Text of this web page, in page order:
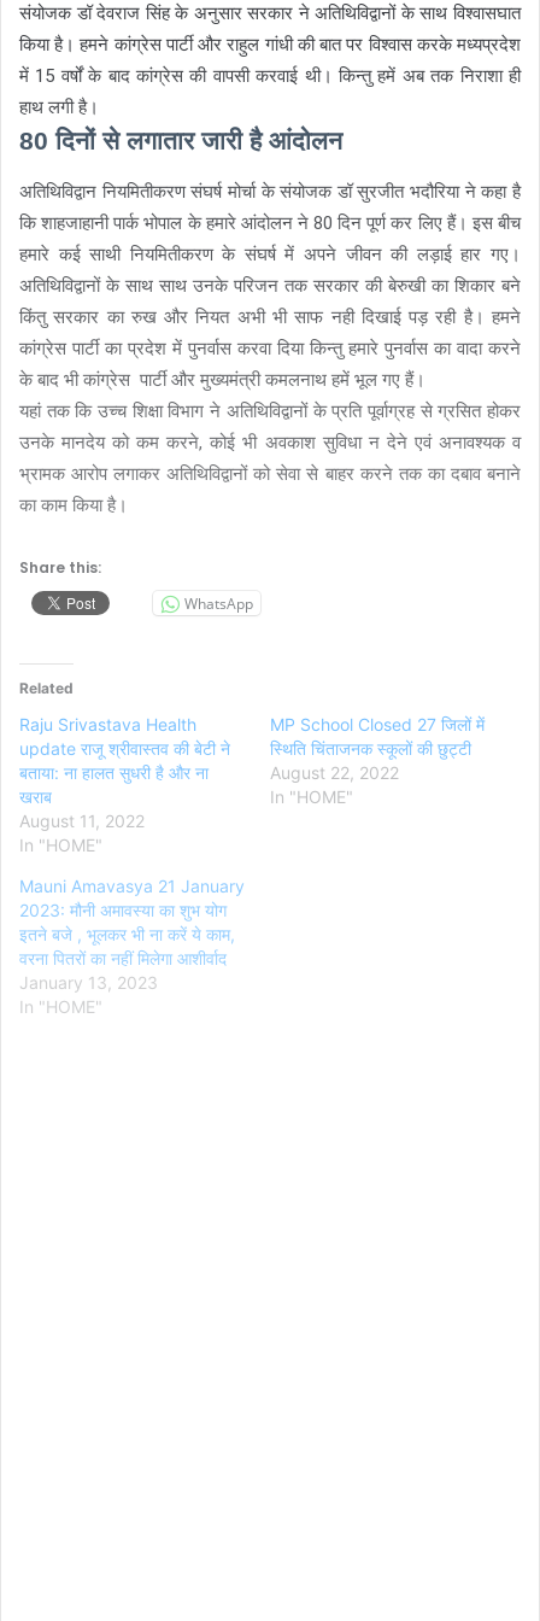
संयोजक डॉ देवराज सिंह के अनुसार सरकार ने अतिथिविद्वानों के साथ विश्वासघात
किया है। हमने कांग्रेस पार्टी और राहुल गांधी की बात पर विश्वास करके मध्यप्रदेश
में 15 वर्षों के बाद कांग्रेस की वापसी करवाई थी। किन्तु हमें अब तक निराशा ही
हाथ लगी है।
80 दिनों से लगातार जारी है आंदोलन
अतिथिविद्वान नियमितीकरण संघर्ष मोर्चा के संयोजक डॉ सुरजीत भदौरिया ने कहा है
कि शाहजाहानी पार्क भोपाल के हमारे आंदोलन ने 80 दिन पूर्ण कर लिए हैं। इस बीच
हमारे कई साथी नियमितीकरण के संघर्ष में अपने जीवन की लड़ाई हार गए।
अतिथिविद्वानों के साथ साथ उनके परिजन तक सरकार की बेरुखी का शिकार बने
किंतु सरकार का रुख और नियत अभी भी साफ नही दिखाई पड़ रही है। हमने
कांग्रेस पार्टी का प्रदेश में पुनर्वास करवा दिया किन्तु हमारे पुनर्वास का वादा करने
के बाद भी कांग्रेस पार्टी और मुख्यमंत्री कमलनाथ हमें भूल गए हैं।
यहां तक कि उच्च शिक्षा विभाग ने अतिथिविद्वानों के प्रति पूर्वाग्रह से ग्रसित होकर
उनके मानदेय को कम करने, कोई भी अवकाश सुविधा न देने एवं अनावश्यक व
भ्रामक आरोप लगाकर अतिथिविद्वानों को सेवा से बाहर करने तक का दबाव बनाने
का काम किया है।
Share this:
WhatsApp
Related
Raju Srivastava Health
update राजू श्रीवास्तव की बेटी ने
बताया: ना हालत सुधरी है और ना
खराब
August 11, 2022
In "HOME"
MP School Closed 27 जिलों में
स्थिति चिंताजनक स्कूलों की छुट्टी
August 22, 2022
In "HOME"
Mauni Amavasya 21 January
2023: मौनी अमावस्या का शुभ योग
इतने बजे , भूलकर भी ना करें ये काम,
वरना पितरों का नहीं मिलेगा आशीर्वाद
January 13, 2023
In "HOME"